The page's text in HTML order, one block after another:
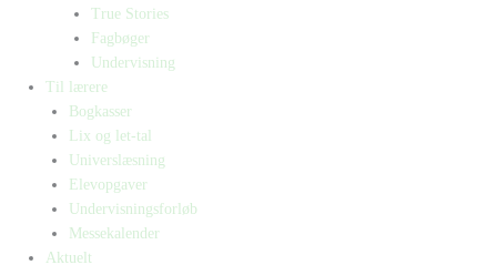
True Stories
Fagbøger
Undervisning
Til lærere
Bogkasser
Lix og let-tal
Universlæsning
Elevopgaver
Undervisningsforløb
Messekalender
Aktuelt